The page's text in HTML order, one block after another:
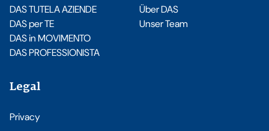
DAS TUTELA AZIENDE
DAS per TE
DAS in MOVIMENTO
DAS PROFESSIONISTA
Über DAS
Unser Team
Legal
Privacy